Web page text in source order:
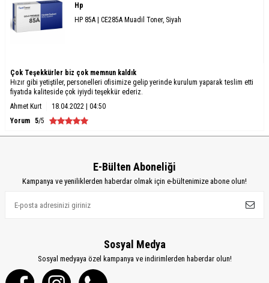
Hp
HP 85A | CE285A Muadil Toner, Siyah
Çok Teşekkürler biz çok memnun kaldık
Hızır gibi yetiştiler, personelleri ofisimize gelip yerinde kurulum yaparak teslim etti
fiyatıda kaliteside çok iyiydi teşekkür ederiz.
Ahmet Kurt
18.04.2022 | 04:50
Yorum 5/5
E-Bülten Aboneliği
Kampanya ve yeniliklerden haberdar olmak için e-bültenimize abone olun!
Sosyal Medya
Sosyal medyaya özel kampanya ve indirimlerden haberdar olun!